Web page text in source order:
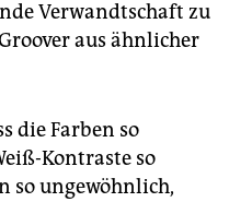
Verwandtschaft zu
aus ähnlicher
die Farben so
Kontraste so
so ungewöhnlich,